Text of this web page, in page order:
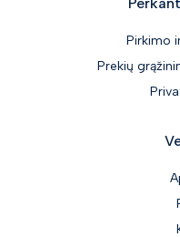
Pirkimo
Prekių